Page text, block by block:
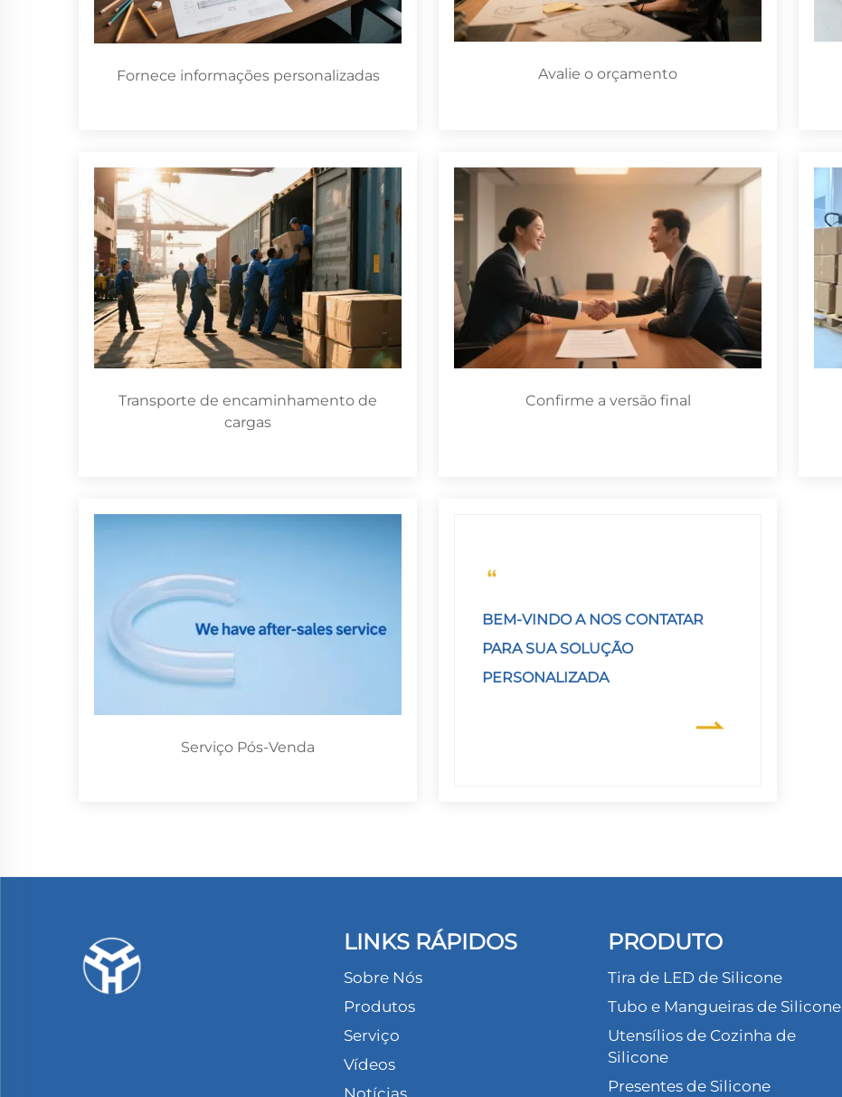
Fornece informações personalizadas Avalie o orçamento
Transporte de encaminhamento de
cargas
Confirme a versão final
Serviço Pós-Venda
BEM-VINDO A NOS CONTATAR
PARA SUA SOLUÇÃO
PERSONALIZADA
LINKS RÁPIDOS
Sobre Nós
Produtos
Serviço
Vídeos
Notícias
PRODUTO
Tira de LED de Silicone
Tubo e Mangueiras de Silicone
Utensílios de Cozinha de
Silicone
Presentes de Silicone